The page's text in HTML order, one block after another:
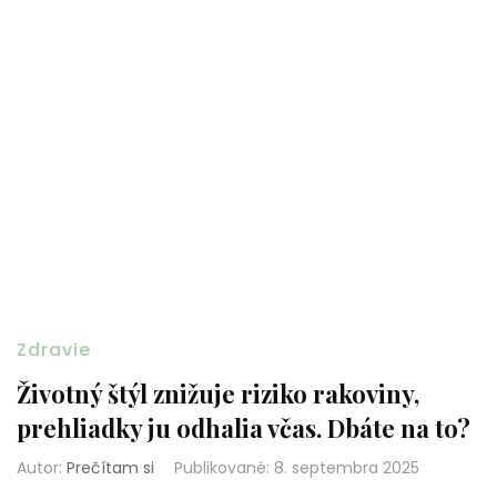
Zdravie
Životný štýl znižuje riziko rakoviny,
prehliadky ju odhalia včas. Dbáte na to?
Autor: Prečítam si Publikované: 8. septembra 2025